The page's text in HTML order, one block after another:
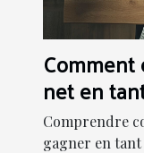
net en
simulateur
Comprendre
gagner en tant